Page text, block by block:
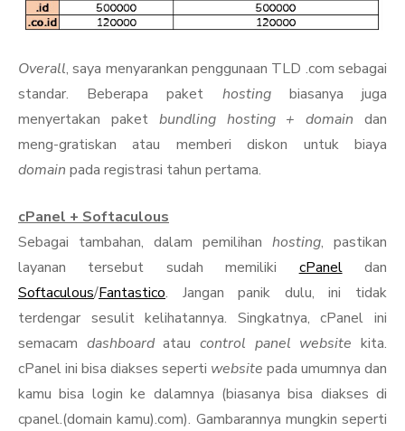
Overall, saya menyarankan penggunaan TLD .com sebagai
standar. Beberapa paket hostingbiasanya juga
menyertakan paket bundling hosting + domain dan
meng-gratiskan atau memberi diskon untuk biaya
domain pada registrasi tahun pertama.
cPanel + Softaculous
Sebagai tambahan, dalam pemilihan hosting, pastikan
layanan tersebut sudah memiliki cPaneldan
Softaculous/Fantastico. Jangan panik dulu, ini tidak
terdengar sesulit kelihatannya. Singkatnya, cPanel ini
semacam dashboardataucontrol panel website kita.
cPanel ini bisa diakses seperti website pada umumnya dan
kamu bisa login ke dalamnya (biasanya bisa diakses di
cpanel.(domain kamu).com). Gambarannya mungkin seperti